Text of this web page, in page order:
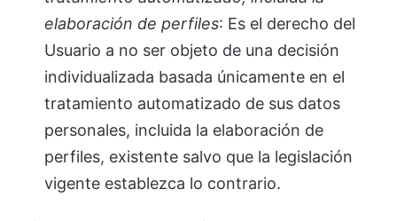
elaboración de perfiles: Es el derecho del
Usuario a no ser objeto de una decisión
individualizada basada únicamente en el
tratamiento automatizado de sus datos
personales, incluida la elaboración de
perfiles, existente salvo que la legislación
vigente establezca lo contrario.